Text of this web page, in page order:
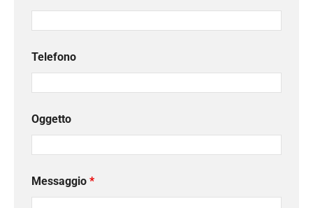
Telefono
Oggetto
Messaggio *